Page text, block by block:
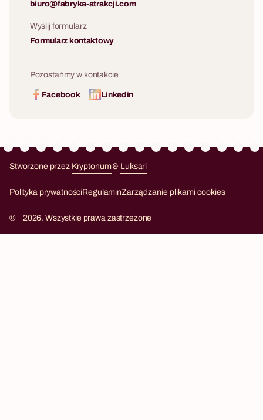
biuro@fabryka-atrakcji.com
Wyślij formularz
Formularz kontaktowy
Pozostańmy w kontakcie
Facebook Linkedin
Stworzone przez Kryptonum& Luksari
Polityka prywatnościRegulaminZarządzanie plikami cookies
© 2026. Wszystkie prawa zastrzeżone